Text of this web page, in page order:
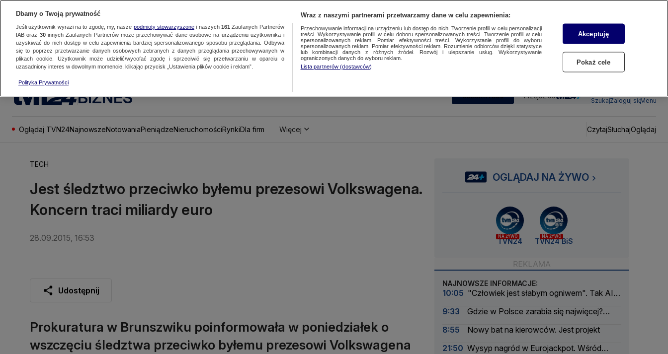
BIZNES SUBSKRYBUJ Przejdź do
SzukajZaloguj sięMenu
Oglądaj TVN24NajnowszeNotowaniaPieniądzeNieruchomościRynkiDla firm Więcej CzytajSłuchajOglądaj
TECH
Jest śledztwo przeciwko byłemu prezesowi Volkswagena.
Koncern traci miliardy euro
28.09.2015, 16:53
Udostępnij
Prokuratura w Brunszwiku poinformowała w poniedziałek o
wszczęciu śledztwa przeciwko byłemu prezesowi Volkswagena
OGLĄDAJ NA ŻYWO
NA ŻYWO
TVN24
NA ŻYWO
TVN24 BiS
NAJNOWSZE INFORMACJE:
10:05 "Człowiek jest słabym ogniwem". Tak AI
9:33
Gdzie w Polsce zarabia się najwięcej?
8:55
Nowy bat na kierowców. Jest projekt
21:50 Wysyp nagród w Eurojackpot. Wśród
Dbamy o Twoją prywatność
Jeśli użytkownik wyrazi na to zgodę, my, nasze podmioty stowarzyszonei naszych 161 Zaufanych Partnerów
IAB oraz 30innych Zaufanych Partnerów może przechowywać dane osobowe na urządzeniu użytkownika i
uzyskiwać do nich dostęp w celu zapewnienia bardziej spersonalizowanego sposobu przeglądania. Odbywa
się to poprzez przetwarzanie danych osobowych zebranych z danych przeglądania przechowywanych w
plikach cookie. Użytkownik może udzielić/wycofać zgodę i sprzeciwić się przetwarzaniu w oparciu o
uzasadniony interes w dowolnym momencie, klikając przycisk „Ustawienia plików cookie i reklam”.
Polityka Prywatności
Wraz z naszymi partnerami przetwarzamy dane w celu zapewnienia:
Przechowywanie informacji na urządzeniu lub dostęp do nich. Tworzenie profili w celu personalizacji
treści. Wykorzystywanie profili w celu doboru spersonalizowanych treści. Tworzenie profili w celu
spersonalizowanych reklam. Pomiar efektywności treści. Wykorzystanie profili do wyboru
spersonalizowanych reklam. Pomiar efektywności reklam. Rozumienie odbiorców dzięki statystyce
lub kombinacji danych z różnych źródeł. Rozwój i ulepszanie usług. Wykorzystywanie
ograniczonych danych do wyboru reklam.
Lista partnerów (dostawców)
Akceptuję
Pokaż cele